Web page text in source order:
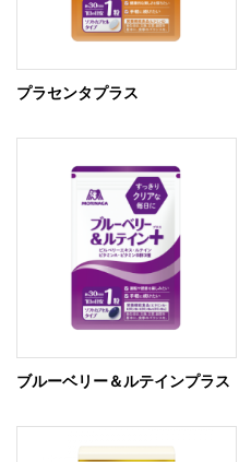
プラセンタプラス
ブルーベリー＆ルテインプラス